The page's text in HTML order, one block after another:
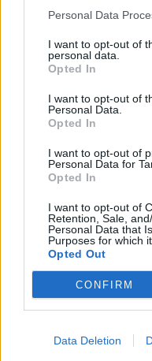
Personal Data
I want to opt-out of
personal data.
Opted In
I want to opt-out of
Personal Data.
Opted In
I want to opt-out of
Personal Data for
Opted In
I want to opt-out of
Retention, Sale,
Personal Data that
Purposes for which
Opted Out
CONFIRM
Data Deletion
výborné
Zpravodajství
Příbram
Obce
vzniku